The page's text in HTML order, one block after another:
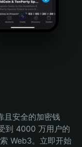
且安全的加密钱
到 4000 万用户的
Web3。立即开始